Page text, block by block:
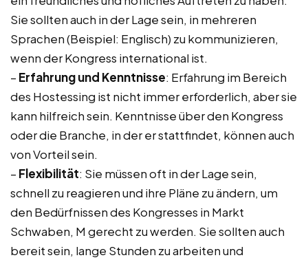
Sie sollten auch in der Lage sein, in mehreren
Sprachen (Beispiel: Englisch) zu kommunizieren,
wenn der Kongress international ist.
– Erfahrung und Kenntnisse: Erfahrung im Bereich
des Hostessing ist nicht immer erforderlich, aber sie
kann hilfreich sein. Kenntnisse über den Kongress
oder die Branche, in der er stattfindet, können auch
von Vorteil sein.
– Flexibilität: Sie müssen oft in der Lage sein,
schnell zu reagieren und ihre Pläne zu ändern, um
den Bedürfnissen des Kongresses in Markt
Schwaben, M gerecht zu werden. Sie sollten auch
bereit sein, lange Stunden zu arbeiten und